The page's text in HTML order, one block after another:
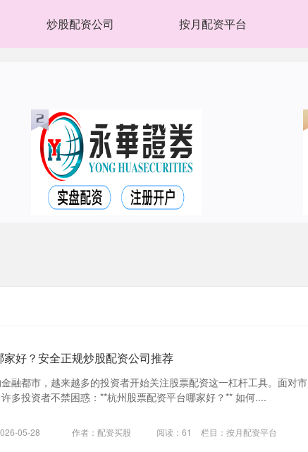
炒股配资公司 按月配资平台
好？安全正规炒股配资公司推荐
融都市，越来越多的投资者开始关注股票配资这一杠杆工具。面对市
多投资者不禁困惑：**杭州股票配资平台哪家好？** 如何....
05-28 作者：配资买股 阅读：61 栏目：按月配资平台